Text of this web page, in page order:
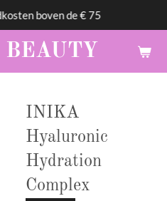
BEAUTY
boven de € 75
INIKA
Hyaluronic
Hydration
Complex